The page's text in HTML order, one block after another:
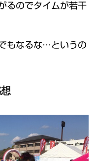
るのでタイムが若干
もなるな…というの